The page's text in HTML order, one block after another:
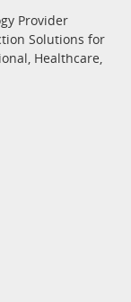
Provider
Solutions for
Healthcare,